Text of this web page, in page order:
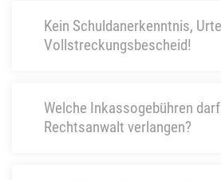
Kein Schuldanerkenntnis,
Vollstreckungsbescheid!
Welche Inkassogebühren
Rechtsanwalt verlangen?